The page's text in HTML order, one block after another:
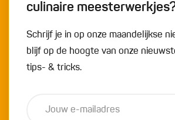
culinaire
Schrijf je in op onze maandelijkse
blijf op de hoogte van onze
tips- & tricks.